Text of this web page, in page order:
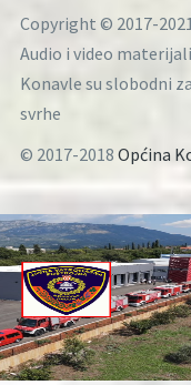
Copyright © 2017-
Audio i video
Konavle su slobodni
svrhe
© 2017-2018 Općina